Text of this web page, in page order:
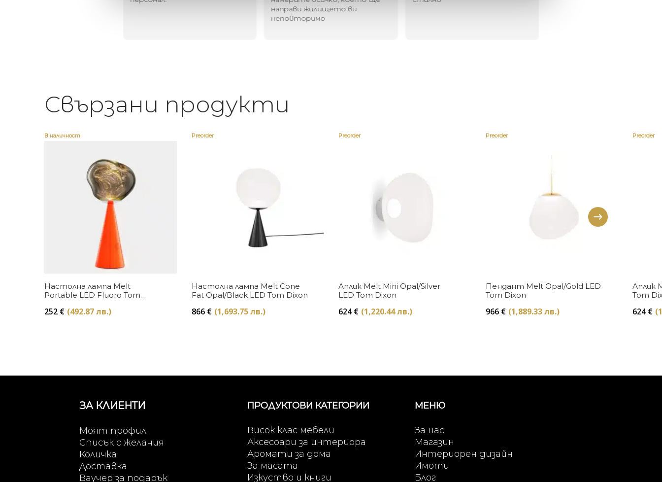
направи жилището ви
неповторимо
Свързани продукти
В наличност
Купи
Настолна лампа Melt
Portable LED Fluoro Tom
252 € (492.87 лв.)
Preorder
Купи
Настолна лампа Melt Cone
Fat Opal/Black LED Tom Dixon
866 € (1,693.75 лв.)
Preorder
Купи
Аплик Melt Mini Opal/Silver
LED Tom Dixon
624€ (1,220.44 лв.)
Preorder
Купи
Пендант Melt Opal/Gold LED
Tom Dixon
966 € (1,889.33 лв.)
Preorder
Аплик
Tom
624€
ЗА КЛИЕНТИ
Моят профил
Списък с желания
Количка
Доставка
Ваучер за подарък
ПРОДУКТОВИ КАТЕГОРИИ
Висок клас мебели
Аксесоари за интериора
Аромати за дома
За масата
Изкуство и книги
МЕНЮ
За нас
Магазин
Интериорен дизайн
Имоти
Блог